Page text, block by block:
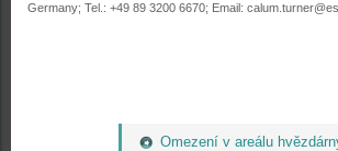
Omezení v areálu
Germany; Tel.: +49 89 3200 6670; Email: